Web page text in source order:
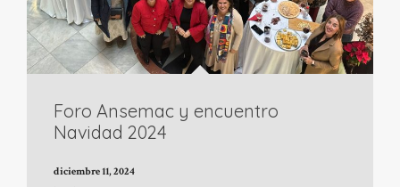
Foro Ansemac y encuentro
Navidad 2024
diciembre 11, 2024